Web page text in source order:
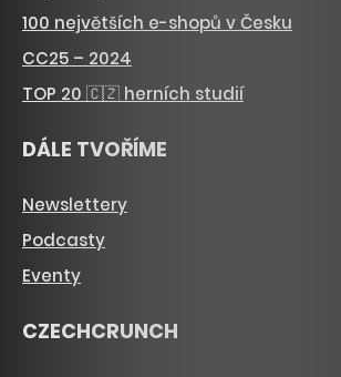
100 největších e-shopů v Česku
CC25 – 2024
TOP 20 🇨🇿 herních studií
DÁLE TVOŘÍME
Newslettery
Podcasty
Eventy
CZECHCRUNCH